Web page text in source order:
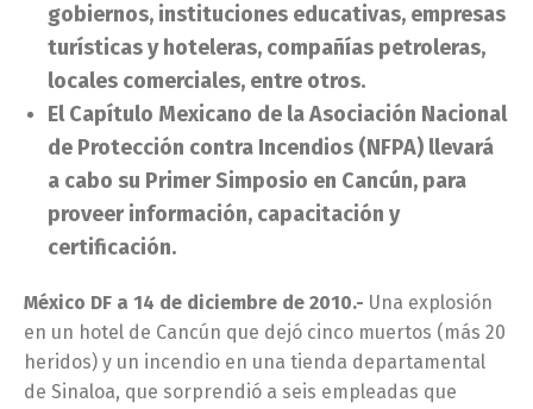
gobiernos, instituciones educativas, empresas
turísticas y hoteleras, compañías petroleras,
locales comerciales, entre otros.
El Capítulo Mexicano de la Asociación Nacional
de Protección contra Incendios (NFPA) llevará
a cabo su Primer Simposio en Cancún, para
proveer información, capacitación y
certificación.
México DF a 14 de diciembre de 2010.- Una explosión
en un hotel de Cancún que dejó cinco muertos (más 20
heridos) y un incendio en una tienda departamental
de Sinaloa, que sorprendió a seis empleadas que